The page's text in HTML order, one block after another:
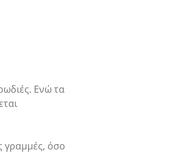
Ενώ τα
γραμμές, όσο